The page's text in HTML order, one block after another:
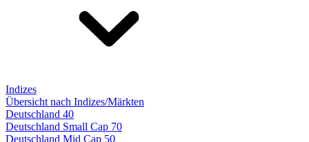
Indizes
Übersicht nach Indizes/Märkten
Deutschland 40
Deutschland Small Cap 70
Deutschland Mid Cap 50